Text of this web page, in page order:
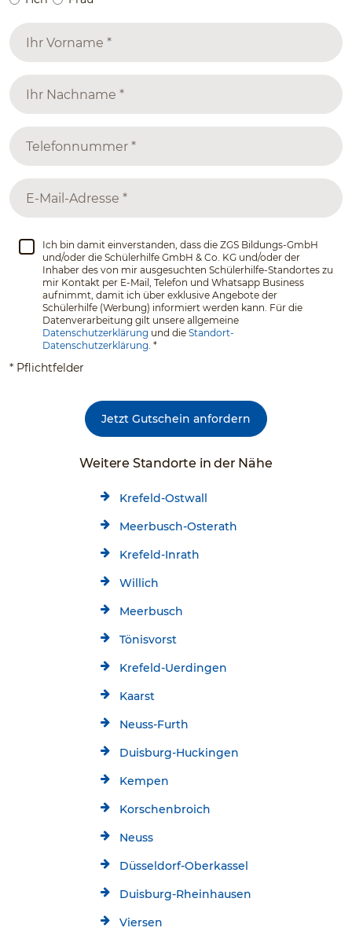
Ich bin damit einverstanden, dass die ZGS Bildungs-GmbH
und/oder die Schülerhilfe GmbH & Co. KG und/oder der
Inhaber des von mir ausgesuchten Schülerhilfe-Standortes zu
mir Kontakt per E-Mail, Telefon und Whatsapp Business
aufnimmt, damit ich über exklusive Angebote der
Schülerhilfe (Werbung) informiert werden kann. Für die
Datenverarbeitung gilt unsere allgemeine
Datenschutzerklärung und die Standort-
Datenschutzerklärung. *
* Pflichtfelder
Jetzt Gutschein anfordern
Weitere Standorte in der Nähe
Krefeld-Ostwall
Meerbusch-Osterath
Krefeld-Inrath
Willich
Meerbusch
Tönisvorst
Krefeld-Uerdingen
Kaarst
Neuss-Furth
Duisburg-Huckingen
Kempen
Korschenbroich
Neuss
Düsseldorf-Oberkassel
Duisburg-Rheinhausen
Viersen